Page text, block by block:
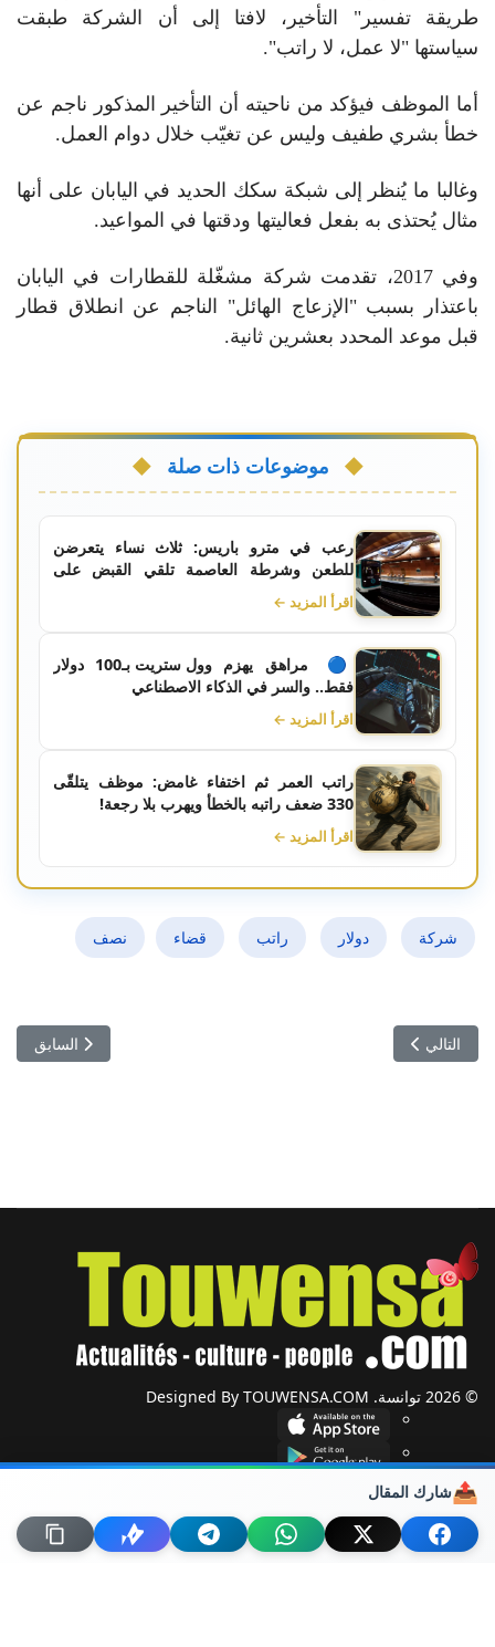
طريقة تفسير" التأخير، لافتا إلى أن الشركة طبقت
سياستها "لا عمل، لا راتب".
أما الموظف فيؤكد من ناحيته أن التأخير المذكور ناجم عن
خطأ بشري طفيف وليس عن تغيّب خلال دوام العمل.
وغالبا ما يُنظر إلى شبكة سكك الحديد في اليابان على أنها
مثال يُحتذى به بفعل فعاليتها ودقتها في المواعيد.
وفي 2017، تقدمت شركة مشغّلة للقطارات في اليابان
باعتذار بسبب "الإزعاج الهائل" الناجم عن انطلاق قطار
قبل موعد المحدد بعشرين ثانية.
موضوعات ذات صلة
رعب في مترو باريس: ثلاث نساء يتعرضن
للطعن وشرطة العاصمة تلقي القبض على
الجاني
اقرأ المزيد ←
🔵 مراهق يهزم وول ستريت بـ100 دولار
فقط.. والسر في الذكاء الاصطناعي
اقرأ المزيد ←
راتب العمر ثم اختفاء غامض: موظف يتلقّى
330 ضعف راتبه بالخطأ ويهرب بلا رجعة!
اقرأ المزيد ←
شركة دولار راتب قضاء نصف
المقال السابق: اليابان
السابقالمقال التالي: الرئيس الفرنسي يخطو نحو إنهاء التوتر مع الجزائر
التالي
📤شارك المقال
© 2026 توانسة. Designed By TOUWENSA.COM
شؤون دولية أحزاب وجمعيات
حول توانسة